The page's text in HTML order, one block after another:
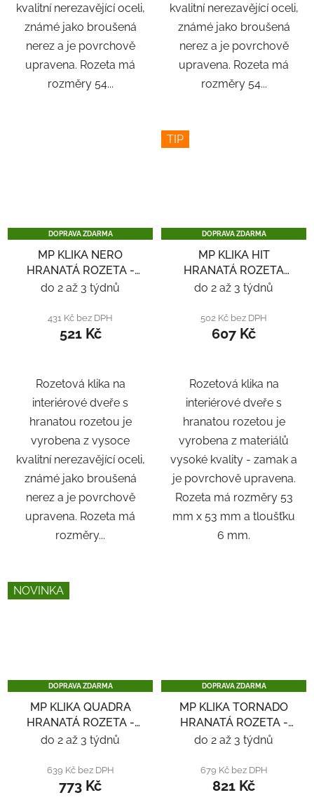
kvalitní nerezavějící oceli,
známé jako broušená
nerez a je povrchově
upravena. Rozeta má
rozměry 54...
kvalitní nerezavějící oceli,
známé jako broušená
nerez a je povrchově
upravena. Rozeta má
rozměry 54...
DOPRAVA ZDARMA
MP KLIKA NERO
HRANATÁ ROZETA -
NEREZ
do 2 až 3 týdnů
431 Kč bez DPH
521 Kč
Rozetová klika na
interiérové ​​dveře s
hranatou rozetou je
vyrobena z vysoce
kvalitní nerezavějící oceli,
známé jako broušená
nerez a je povrchově
upravena. Rozeta má
rozměry...
TIP
DOPRAVA ZDARMA
MP KLIKA HIT
HRANATÁ ROZETA
SQ6 - ČERNÁ
do 2 až 3 týdnů
502 Kč bez DPH
607 Kč
Rozetová klika na
interiérové ​​dveře s
hranatou rozetou je
vyrobena z materiálů
vysoké kvality - zamak a
je povrchově upravena.
Rozeta má rozměry 53
mm x 53 mm a tloušťku
6 mm.
NOVINKA
DOPRAVA ZDARMA
MP KLIKA QUADRA
HRANATÁ ROZETA -
NEREZ
do 2 až 3 týdnů
639 Kč bez DPH
773 Kč
DOPRAVA ZDARMA
MP KLIKA TORNADO
HRANATÁ ROZETA -
NEREZ
do 2 až 3 týdnů
679 Kč bez DPH
821 Kč